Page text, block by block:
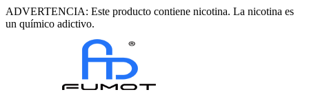
ADVERTENCIA: Este producto contiene nicotina. La nicotina es
un químico adictivo.